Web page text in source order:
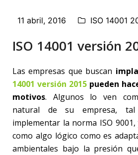
11 abril, 2016 ISO 14001
ISO 14001 versión
Las empresas que buscan
14001 versión 2015 pueden
motivos. Algunos lo ven
natural de su empresa,
implementar la norma ISO
como algo lógico como es
ambientales bajo la presión